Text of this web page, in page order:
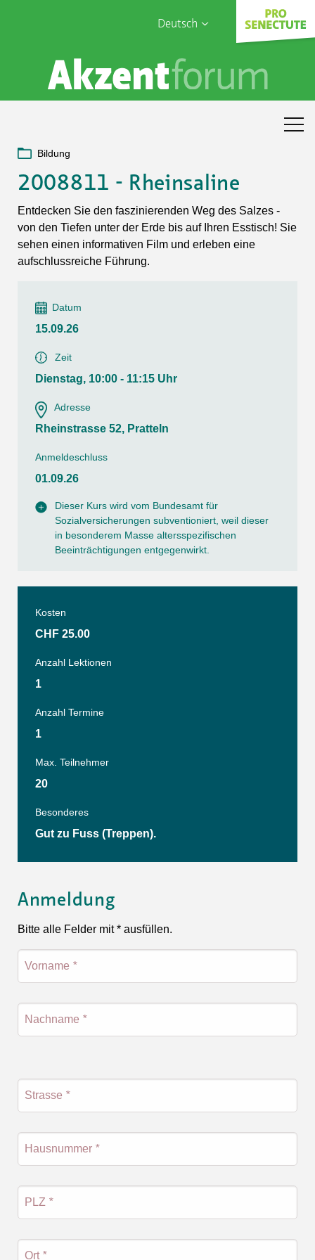
Deutsch
English
Français
Sophia Care
Bildung
2008811 - Rheinsaline
Entdecken Sie den faszinierenden Weg des Salzes -
von den Tiefen unter der Erde bis auf Ihren Esstisch! Sie
sehen einen informativen Film und erleben eine
aufschlussreiche Führung.
Datum
15.09.26
Zeit
Dienstag, 10:00 - 11:15 Uhr
Adresse
Rheinstrasse 52, Pratteln
Anmeldeschluss
01.09.26
Dieser Kurs wird vom Bundesamt für
Sozialversicherungen subventioniert, weil dieser
in besonderem Masse altersspezifischen
Beeinträchtigungen entgegenwirkt.
Kosten
CHF 25.00
Anzahl Lektionen
1
Anzahl Termine
1
Max. Teilnehmer
20
Besonderes
Gut zu Fuss (Treppen).
Anmeldung
Bitte alle Felder mit * ausfüllen.
Vorname *
Nachname *
Strasse *
Hausnummer *
PLZ *
Ort *